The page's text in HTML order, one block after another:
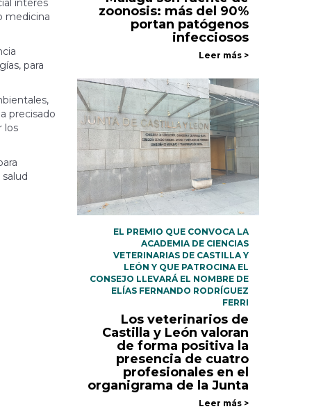
interés
medicina
para
precisado
los
zoonosis: más del 90%
portan patógenos
infecciosos
Leer más >
EL PREMIO QUE CONVOCA LA
ACADEMIA DE CIENCIAS
VETERINARIAS DE CASTILLA Y
LEÓN Y QUE PATROCINA EL
CONSEJO LLEVARÁ EL NOMBRE DE
ELÍAS FERNANDO RODRÍGUEZ
FERRI
Los veterinarios de
Castilla y León valoran
de forma positiva la
presencia de cuatro
profesionales en el
organigrama de la Junta
Leer más >